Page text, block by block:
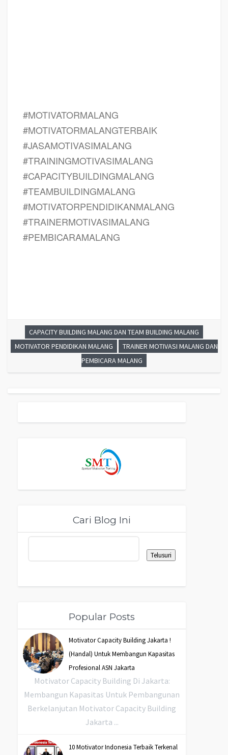
#MOTIVATORMALANG
#MOTIVATORMALANGTERBAIK
#JASAMOTIVASIMALANG
#TRAININGMOTIVASIMALANG
#CAPACITYBUILDINGMALANG
#TEAMBUILDINGMALANG
#MOTIVATORPENDIDIKANMALANG
#TRAINERMOTIVASIMALANG
#PEMBICARAMALANG
CAPACITY BUILDING MALANG DAN TEAM BUILDING MALANG
MOTIVATOR PENDIDIKAN MALANG
TRAINER MOTIVASI MALANG DAN
PEMBICARA MALANG
Cari Blog Ini
Popular Posts
Motivator Capacity Building Jakarta !
(Handal) Untuk Membangun Kapasitas
Profesional ASN Jakarta
Motivator Capacity Building Di Jakarta:
Membangun Kapasitas Untuk Pembangunan
Berkelanjutan Motivator Capacity Building
Jakarta ...
10 Motivator Indonesia Terbaik Terkenal